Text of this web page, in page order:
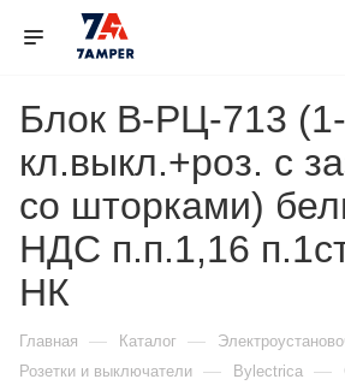
Блок В-РЦ-713 (1-
кл.выкл.+роз. с
со шторками)
НДС п.п.1,16
НК
Главная — Каталог —
Розетки и выключатели — Bylectrica —